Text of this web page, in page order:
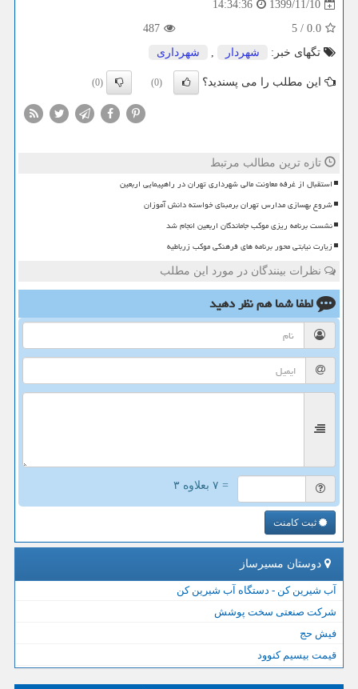
1399/11/10
14:34:36
0.0
/
5
487
تگهای خبر:
شهردار , شهرداری
این مطلب را می پسندید؟ (0)
(0)
تازه ترین مطالب مرتبط
استقبال از غرفه معاونت مالی شهرداری تهران در راهپیمایی اربعین
شروع بهسازی مدارس تهران برمبنای خواسته دانش آموزان
نشست برنامه ریزی موکب جاماندگان اربعین انجام شد
زیارت نیابتی محور برنامه های فرهنگی موکب زرباطیه
نظرات بینندگان در مورد این مطلب
لطفا شما همنظر دهید
= ۷ بعلاوه ۳
ثبت کامنت
دوستان مسیرساز
آب شیرین کن - دستگاه آب شیرین کن
شرکت صنعتی سخت پوشش
فیش حج
قیمت بیسیم کنوود